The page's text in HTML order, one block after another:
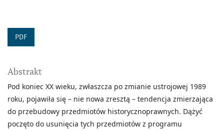
PDF
Abstrakt
Pod koniec XX wieku, zwłaszcza po zmianie ustrojowej 1989
roku, pojawiła się – nie nowa zresztą – tendencja zmierzająca
do przebudowy przedmiotów historycznoprawnych. Dążyć
poczęto do usunięcia tych przedmiotów z programu